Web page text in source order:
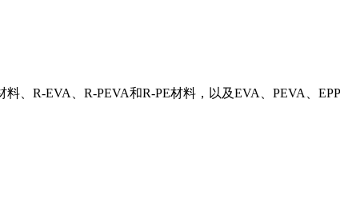
、R-EVA、R-PEVA和R-PE材料，以及EVA、PEVA、